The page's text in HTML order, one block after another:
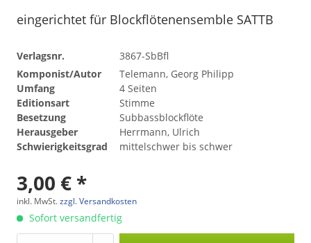
eingerichtet für Blockflötenensemble SATTB
Verlagsnr.
3867-SbBfl
Komponist/Autor
Telemann, Georg Philipp
Umfang
4 Seiten
Editionsart
Stimme
Besetzung
Subbassblockflöte
Herausgeber
Herrmann, Ulrich
Schwierigkeitsgrad
mittelschwer bis schwer
3,00 € *
inkl. MwSt.zzgl. Versandkosten
Sofort versandfertig